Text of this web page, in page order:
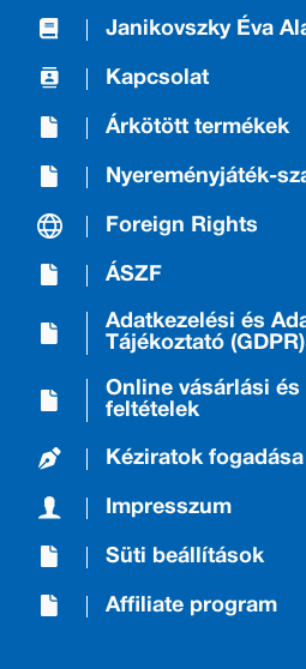
Janikovszky Éva
Kapcsolat
Árkötött termékek
Nyereményjáték-
Foreign Rights
ÁSZF
Adatkezelési és
Tájékoztató (GDPR)
Online vásárlási
feltételek
Kéziratok fogadása
Impresszum
Süti beállítások
Affiliate program